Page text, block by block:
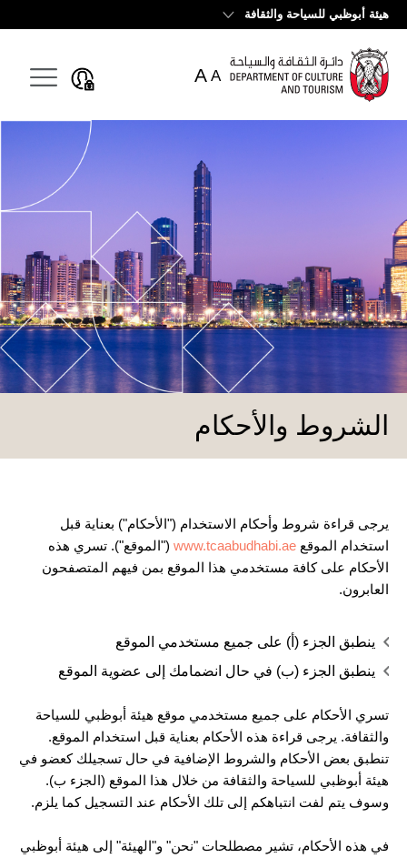
هيئة أبوظبي للسياحة والثقافة
A A
الشروط والأحكام
يرجى قراءة شروط وأحكام الاستخدام ("الأحكام") بعناية قبل
استخدام الموقع www.tcaabudhabi.ae ("الموقع"). تسري هذه
الأحكام على كافة مستخدمي هذا الموقع بمن فيهم المتصفحون
العابرون.
ينطبق الجزء (أ) على جميع مستخدمي الموقع
ينطبق الجزء (ب) في حال انضمامك إلى عضوية الموقع
تسري الأحكام على جميع مستخدمي موقع هيئة أبوظبي للسياحة
والثقافة. يرجى قراءة هذه الأحكام بعناية قبل استخدام الموقع.
تنطبق بعض الأحكام والشروط الإضافية في حال تسجيلك كعضو في
هيئة أبوظبي للسياحة والثقافة من خلال هذا الموقع (الجزء ب).
وسوف يتم لفت انتباهكم إلى تلك الأحكام عند التسجيل كما يلزم.
في هذه الأحكام، تشير مصطلحات "نحن" و"الهيئة" إلى هيئة أبوظبي